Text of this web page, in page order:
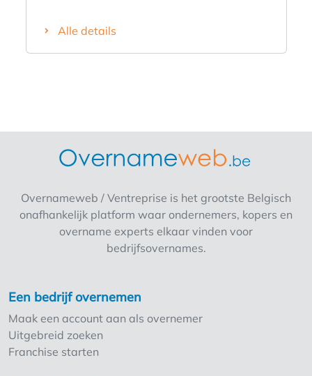
klantenbasis > 12 zitplaatsen binnen. > 20
zitplaatsen buiten, picknick tafels, tafels en
100 meter. > Snelle overdracht mogelijk >
Alle details
Overnameweb / Ventreprise is het grootste Belgisch
onafhankelijk platform waar ondernemers, kopers en
overname experts elkaar vinden voor
bedrijfsovernames.
Een bedrijf overnemen
Maak een account aan als overnemer
Uitgebreid zoeken
Franchise starten